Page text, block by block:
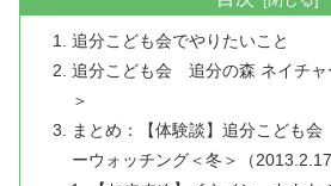
追分こども会でやりたいこと
追分こども会 追分の森 ネイチャ
＞
まとめ：【体験談】追分こども
ーウォッチング＜冬＞（2013.2.17